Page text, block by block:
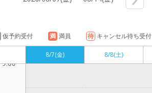
仮予約受付 満 満員 待 キャンセル待ち受付
8/7(金) 8/8(土)
9:00